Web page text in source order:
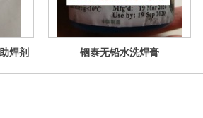
焊剂 铟泰无铅水洗焊膏